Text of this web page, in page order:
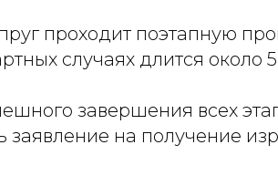
проходит поэтапную
случаях длится около 5
завершения всех
заявление на получение